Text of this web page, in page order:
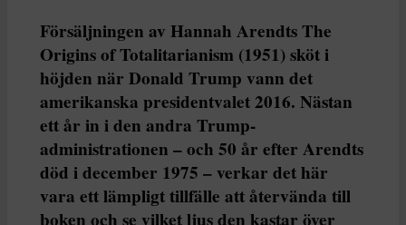
Försäljningen av Hannah Arendts The
Origins of Totalitarianism (1951) sköt i
höjden när Donald Trump vann det
amerikanska presidentvalet 2016. Nästan
ett år in i den andra Trump-
administrationen – och 50 år efter Arendts
död i december 1975 – verkar det här
vara ett lämpligt tillfälle att återvända till
boken och se vilket ljus den kastar över